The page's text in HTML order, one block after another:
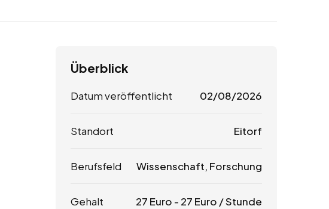
Überblick
Datum veröffentlicht 02/08/2026
Standort Eitorf
Berufsfeld Wissenschaft, Forschung
Gehalt 27 Euro - 27 Euro / Stunde